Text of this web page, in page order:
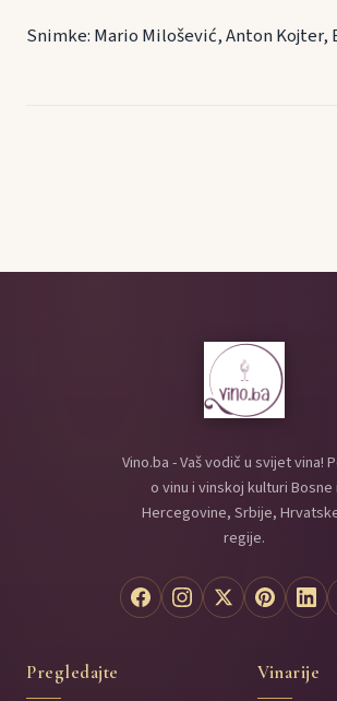
Snimke: Mario Milošević, Anton Kojter,
Vino.ba - Vaš vodič u svijet vina!
o vinu i vinskoj kulturi Bosne i
Hercegovine, Srbije,
regije.
Pregledajte Vinarije